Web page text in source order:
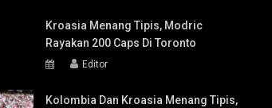
Kroasia Menang Tipis, Modric
Rayakan 200 Caps Di Toronto
Editor
Kolombia Dan Kroasia Menang Tipis,